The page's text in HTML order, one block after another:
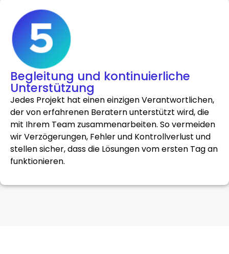
Begleitung und kontinuierliche
Unterstützung
Jedes Projekt hat einen einzigen Verantwortlichen,
der von erfahrenen Beratern unterstützt wird, die
mit Ihrem Team zusammenarbeiten. So vermeiden
wir Verzögerungen, Fehler und Kontrollverlust und
stellen sicher, dass die Lösungen vom ersten Tag an
funktionieren.